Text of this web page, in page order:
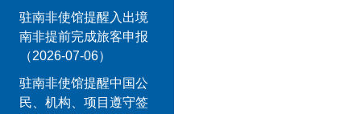
驻南非使馆提醒入出境
南非提前完成旅客申报
（2026-07-06）
驻南非使馆提醒中国公
民、机构、项目遵守签